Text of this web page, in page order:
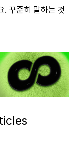
. 꾸준히 말하는 것